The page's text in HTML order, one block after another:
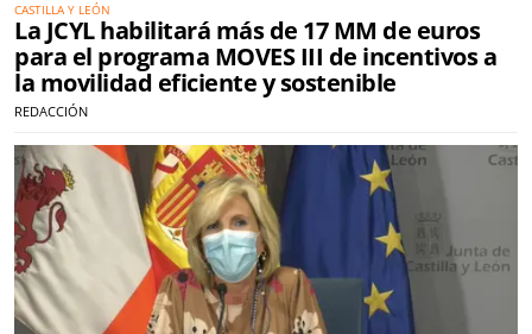
CASTILLA Y LEÓN
La JCYL habilitará más de 17 MM de euros
para el programa MOVES III de incentivos a
la movilidad eficiente y sostenible
REDACCIÓN